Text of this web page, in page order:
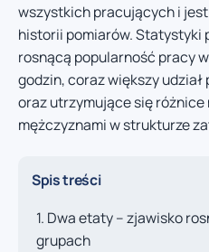
wszystkich pracujących i
historii pomiarów. Statystyki
rosnącą popularność pracy
godzin, coraz większy
oraz utrzymujące się różnice
mężczyznami w strukturze
Spis treści
Dwa etaty – zjawisko
grupach